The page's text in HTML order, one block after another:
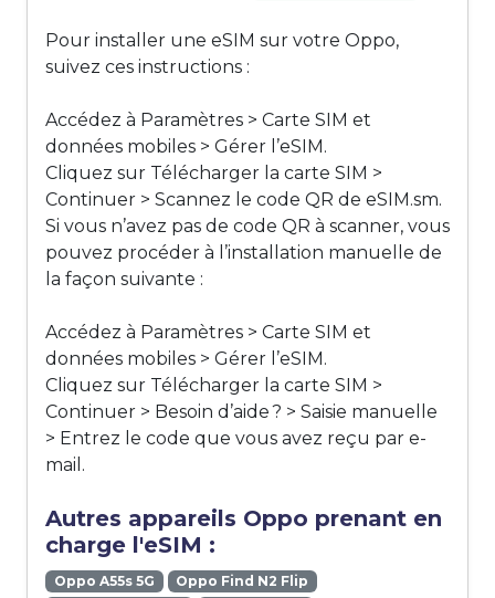
Pour installer une eSIM sur votre Oppo,
suivez ces instructions :
Accédez à Paramètres > Carte SIM et
données mobiles > Gérer l’eSIM.
Cliquez sur Télécharger la carte SIM >
Continuer > Scannez le code QR de eSIM.sm.
Si vous n’avez pas de code QR à scanner, vous
pouvez procéder à l’installation manuelle de
la façon suivante :
Accédez à Paramètres > Carte SIM et
données mobiles > Gérer l’eSIM.
Cliquez sur Télécharger la carte SIM >
Continuer > Besoin d’aide ? > Saisie manuelle
> Entrez le code que vous avez reçu par e-
mail.
Autres appareils Oppo prenant en
charge l'eSIM :
Oppo A55s 5G
Oppo Find N2 Flip